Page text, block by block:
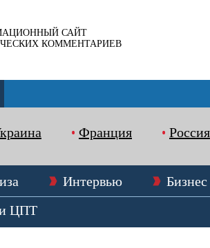
САЙТ
КОММЕНТАРИЕВ
Франция Россия
Интервью Бизнес
ЦПТ